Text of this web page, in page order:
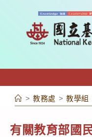
容
> 教務處 > 教學組
有關教育部國